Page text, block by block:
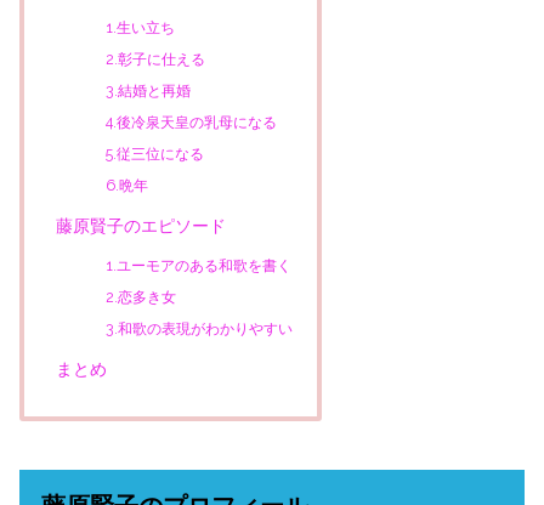
1.生い立ち
2.彰子に仕える
3.結婚と再婚
4.後冷泉天皇の乳母になる
5.従三位になる
6.晩年
藤原賢子のエピソード
1.ユーモアのある和歌を書く
2.恋多き女
3.和歌の表現がわかりやすい
まとめ